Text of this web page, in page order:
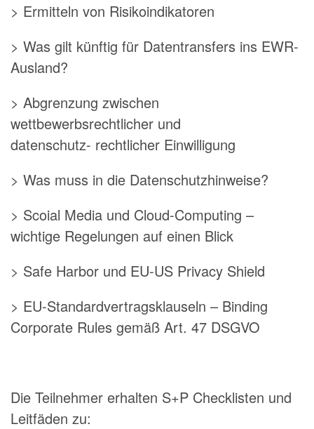
> Ermitteln von Risikoindikatoren
> Was gilt künftig für Datentransfers ins EWR-
Ausland?
> Abgrenzung zwischen
wettbewerbsrechtlicher und
datenschutz- rechtlicher Einwilligung
> Was muss in die Datenschutzhinweise?
> Scoial Media und Cloud-Computing –
wichtige Regelungen auf einen Blick
> Safe Harbor und EU-US Privacy Shield
> EU-Standardvertragsklauseln – Binding
Corporate Rules gemäß Art. 47 DSGVO
Die Teilnehmer erhalten S+P Checklisten und
Leitfäden zu: